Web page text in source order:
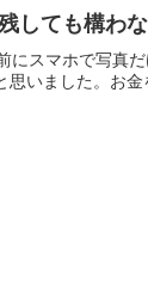
しても構わ
スマホで写真
いました。お